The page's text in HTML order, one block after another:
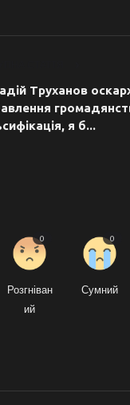
Труханов
я б...
Розгніван
ий
0
Сумний
0